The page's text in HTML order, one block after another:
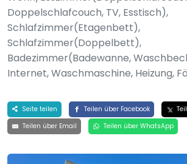
Doppelschlafcouch, TV, Esstisch),
Schlafzimmer(Etagenbett),
Schlafzimmer(Doppelbett),
Badezimmer(Badewanne,
Internet, Waschmaschine, Heizung,
Seite teilen Teilen über Facebook
Teilen über Email
Teilen über WhatsApp